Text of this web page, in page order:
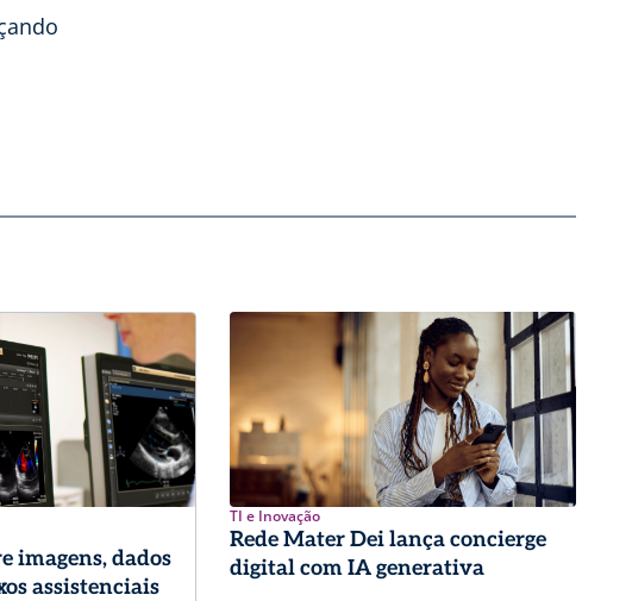
imagens, dados
assistenciais
TI e Inovação
Rede Mater Dei lança concierge
digital com IA generativa